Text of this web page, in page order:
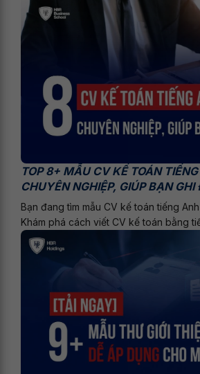
TOP 8+ MẪU CV KẾ TOÁN
CHUYÊN NGHIỆP, GIÚP BẠN GHI
Bạn đang tìm mẫu CV kế toán tiếng
Khám phá cách viết CV kế toán bằng